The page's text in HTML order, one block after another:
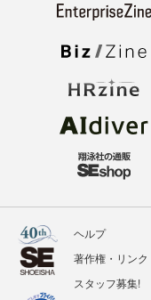
ヘルプ
著作権・リンク
スタッフ募集!